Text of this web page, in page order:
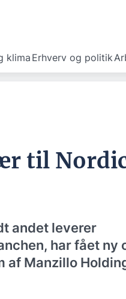
klima Erhverv og politik
til
andet leverer
har fået ny
af Manzillo